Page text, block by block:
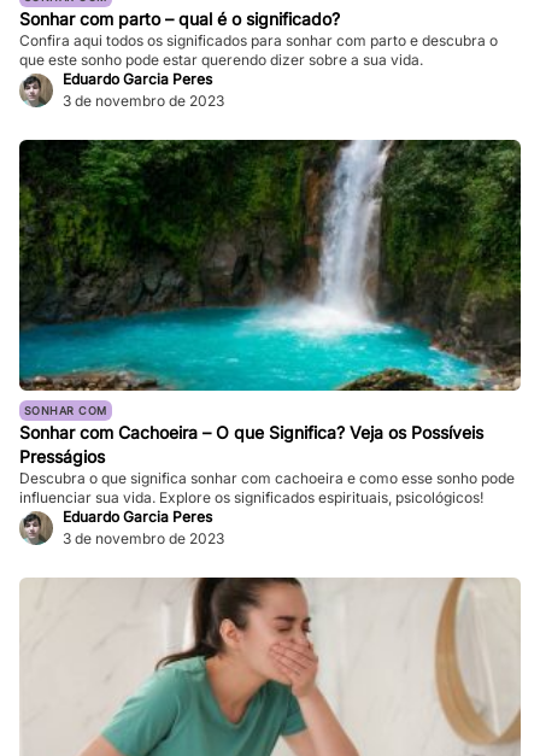
Sonhar com parto – qual é o significado?
Confira aqui todos os significados para sonhar com parto e descubra o
que este sonho pode estar querendo dizer sobre a sua vida.
Eduardo Garcia Peres
3 de novembro de 2023
SONHAR COM
Sonhar com Cachoeira – O que Significa? Veja os Possíveis
Presságios
Descubra o que significa sonhar com cachoeira e como esse sonho pode
influenciar sua vida. Explore os significados espirituais, psicológicos!
Eduardo Garcia Peres
3 de novembro de 2023